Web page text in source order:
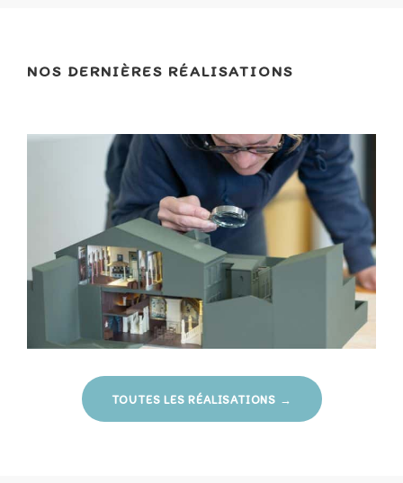
NOS DERNIÈRES RÉALISATIONS
TOUTES LES RÉALISATIONS →